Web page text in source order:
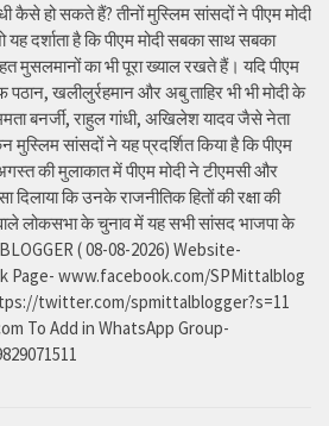
कैसे हो सकते हैं? तीनों मुस्लिम सांसदों ने पीएम मोदी
दर्शाता है कि पीएम मोदी सबका साथ सबका
मुसलमानों का भी पूरा ख्याल रखते हैं। यदि पीएम
पठान, खलीलुर्रहमान और अबु ताहिर भी भी मोदी के
बनर्जी, राहुल गांधी, अखिलेश यादव जैसे नेता
सांसदों ने यह प्रदर्शित किया है कि पीएम
की मुलाकात में पीएम मोदी ने टीएमसी और
कि उनके राजनीतिक हितों की रक्षा की
वाले लोकसभा के चुनाव में यह सभी सांसद भाजपा के
BLOGGER ( 08-08-2026) Website-
Page- www.facebook.com/SPMittalblog
twitter.com/spmittalblogger?s=11
To Add in WhatsApp Group-